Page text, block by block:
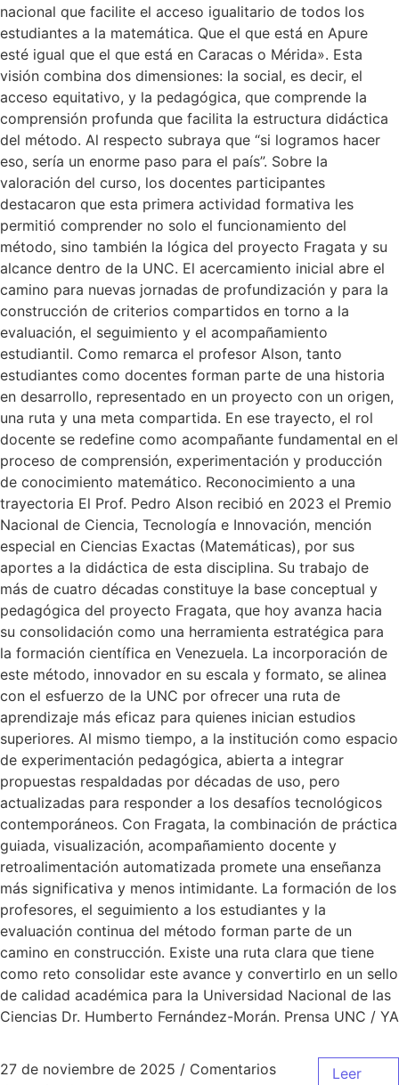
nacional que facilite el acceso igualitario de todos los
estudiantes a la matemática. Que el que está en Apure
esté igual que el que está en Caracas o Mérida». Esta
visión combina dos dimensiones: la social, es decir, el
acceso equitativo, y la pedagógica, que comprende la
comprensión profunda que facilita la estructura didáctica
del método. Al respecto subraya que “si logramos hacer
eso, sería un enorme paso para el país”. Sobre la
valoración del curso, los docentes participantes
destacaron que esta primera actividad formativa les
permitió comprender no solo el funcionamiento del
método, sino también la lógica del proyecto Fragata y su
alcance dentro de la UNC. El acercamiento inicial abre el
camino para nuevas jornadas de profundización y para la
construcción de criterios compartidos en torno a la
evaluación, el seguimiento y el acompañamiento
estudiantil. Como remarca el profesor Alson, tanto
estudiantes como docentes forman parte de una historia
en desarrollo, representado en un proyecto con un origen,
una ruta y una meta compartida. En ese trayecto, el rol
docente se redefine como acompañante fundamental en el
proceso de comprensión, experimentación y producción
de conocimiento matemático. Reconocimiento a una
trayectoria El Prof. Pedro Alson recibió en 2023 el Premio
Nacional de Ciencia, Tecnología e Innovación, mención
especial en Ciencias Exactas (Matemáticas), por sus
aportes a la didáctica de esta disciplina. Su trabajo de
más de cuatro décadas constituye la base conceptual y
pedagógica del proyecto Fragata, que hoy avanza hacia
su consolidación como una herramienta estratégica para
la formación científica en Venezuela. La incorporación de
este método, innovador en su escala y formato, se alinea
con el esfuerzo de la UNC por ofrecer una ruta de
aprendizaje más eficaz para quienes inician estudios
superiores. Al mismo tiempo, a la institución como espacio
de experimentación pedagógica, abierta a integrar
propuestas respaldadas por décadas de uso, pero
actualizadas para responder a los desafíos tecnológicos
contemporáneos. Con Fragata, la combinación de práctica
guiada, visualización, acompañamiento docente y
retroalimentación automatizada promete una enseñanza
más significativa y menos intimidante. La formación de los
profesores, el seguimiento a los estudiantes y la
evaluación continua del método forman parte de un
camino en construcción. Existe una ruta clara que tiene
como reto consolidar este avance y convertirlo en un sello
de calidad académica para la Universidad Nacional de las
Ciencias Dr. Humberto Fernández-Morán. Prensa UNC / YA
27 de noviembre de 2025 / Comentarios
Leer